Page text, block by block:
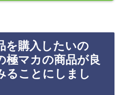
を購入したいの
極マカの商品が良
ることにしまし